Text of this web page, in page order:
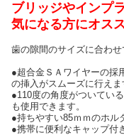
ブリッジやインプ
気になる方にオス
歯の隙間のサイズに合わせ
●超合金ＳＡワイヤーの採
の挿入がスムーズに行えま
●110度の角度がついてい
も使用できます。
●持ちやすい85ｍｍのホル
●携帯に便利なキャップ付